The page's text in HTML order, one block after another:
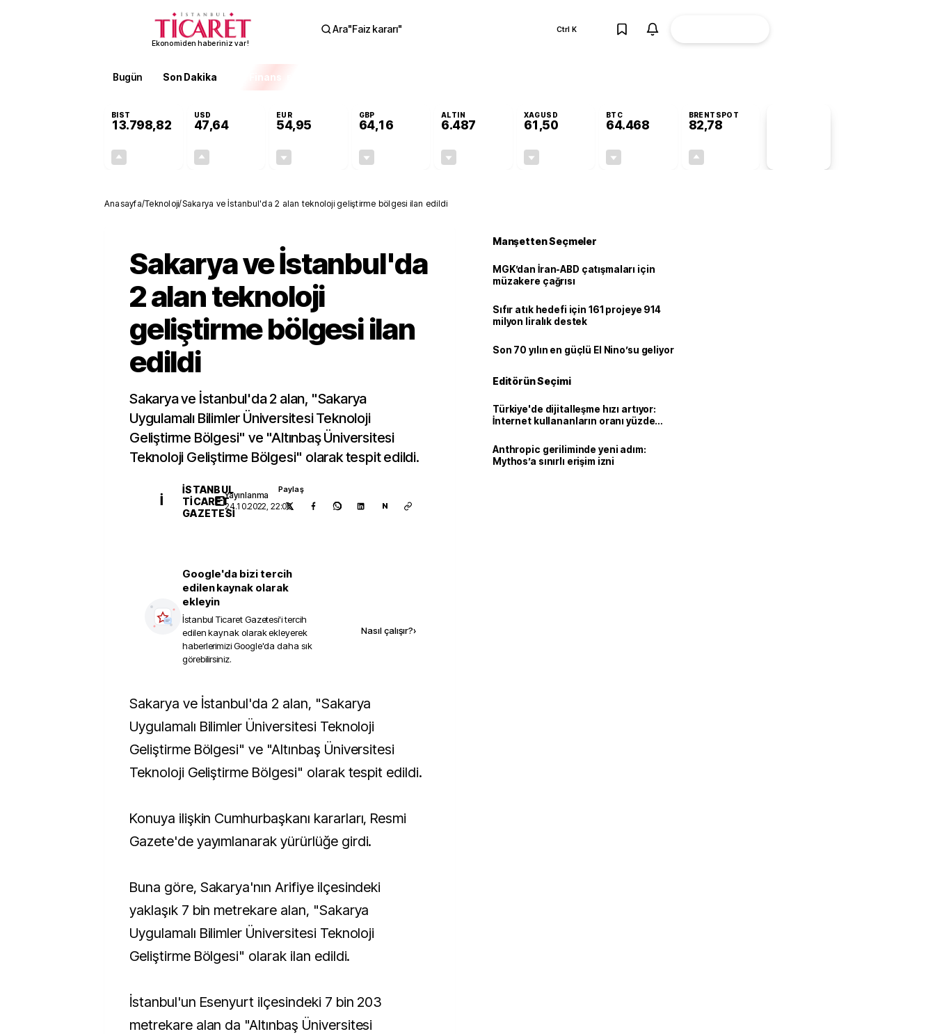
Ekonomiden haberiniz var!
Ara"Faiz kararı" Ctrl K
Bugün Son Dakika Finans
BIST
13.798,82
USD
47,64
EUR
54,95
GBP
64,16
ALTIN
6.487
XAGUSD
61,50
BTC
64.468
BRENTSPOT
82,78
Anasayfa/Teknoloji/Sakarya ve İstanbul'da 2 alan teknoloji geliştirme bölgesi ilan edildi
Sakarya ve İstanbul'da
2 alan teknoloji
geliştirme bölgesi ilan
edildi
Sakarya ve İstanbul'da 2 alan, "Sakarya
Uygulamalı Bilimler Üniversitesi Teknoloji
Geliştirme Bölgesi" ve "Altınbaş Üniversitesi
Teknoloji Geliştirme Bölgesi" olarak tespit edildi.
İ
İSTANBUL
TICARET
GAZETESI
Yayınlanma
24.10.2022, 22:06
Paylaş
N
Google'da bizi tercih
edilen kaynak olarak
ekleyin
İstanbul Ticaret Gazetesi'i tercih
edilen kaynak olarak ekleyerek
haberlerimizi Google'da daha sık
görebilirsiniz.
Nasıl çalışır?›
Sakarya ve İstanbul'da 2 alan, "Sakarya
Uygulamalı Bilimler Üniversitesi Teknoloji
Geliştirme Bölgesi" ve "Altınbaş Üniversitesi
Teknoloji Geliştirme Bölgesi" olarak tespit edildi.
Konuya ilişkin Cumhurbaşkanı kararları, Resmi
Gazete'de yayımlanarak yürürlüğe girdi.
Buna göre, Sakarya'nın Arifiye ilçesindeki
yaklaşık 7 bin metrekare alan, "Sakarya
Uygulamalı Bilimler Üniversitesi Teknoloji
Geliştirme Bölgesi" olarak ilan edildi.
İstanbul'un Esenyurt ilçesindeki 7 bin 203
metrekare alan da "Altınbaş Üniversitesi
Manşetten Seçmeler
MGK’dan İran-ABD çatışmaları için
müzakere çağrısı
Sıfır atık hedefi için 161 projeye 914
milyon liralık destek
Son 70 yılın en güçlü El Nino’su geliyor
Editörün Seçimi
Türkiye'de dijitalleşme hızı artıyor:
İnternet kullananların oranı yüzde
Anthropic geriliminde yeni adım:
Mythos’a sınırlı erişim izni